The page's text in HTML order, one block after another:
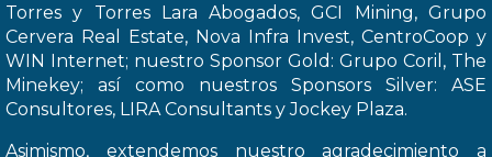
Torres y Torres Lara Abogados, GCI Mining, Grupo
Cervera Real Estate, Nova Infra Invest, CentroCoop y
WIN Internet; nuestro Sponsor Gold: Grupo Coril, The
Minekey; así como nuestros Sponsors Silver: ASE
Consultores, LIRA Consultants y Jockey Plaza.
Asimismo, extendemos nuestro agradecimiento a